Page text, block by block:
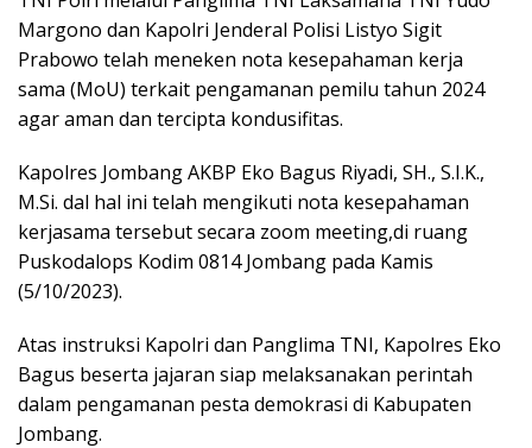
Margono dan Kapolri Jenderal Polisi Listyo Sigit
Prabowo telah meneken nota kesepahaman kerja
sama (MoU) terkait pengamanan pemilu tahun 2024
agar aman dan tercipta kondusifitas.
Kapolres Jombang AKBP Eko Bagus Riyadi, SH., S.I.K.,
M.Si. dal hal ini telah mengikuti nota kesepahaman
kerjasama tersebut secara zoom meeting,di ruang
Puskodalops Kodim 0814 Jombang pada Kamis
(5/10/2023).
Atas instruksi Kapolri dan Panglima TNI, Kapolres Eko
Bagus beserta jajaran siap melaksanakan perintah
dalam pengamanan pesta demokrasi di Kabupaten
Jombang.